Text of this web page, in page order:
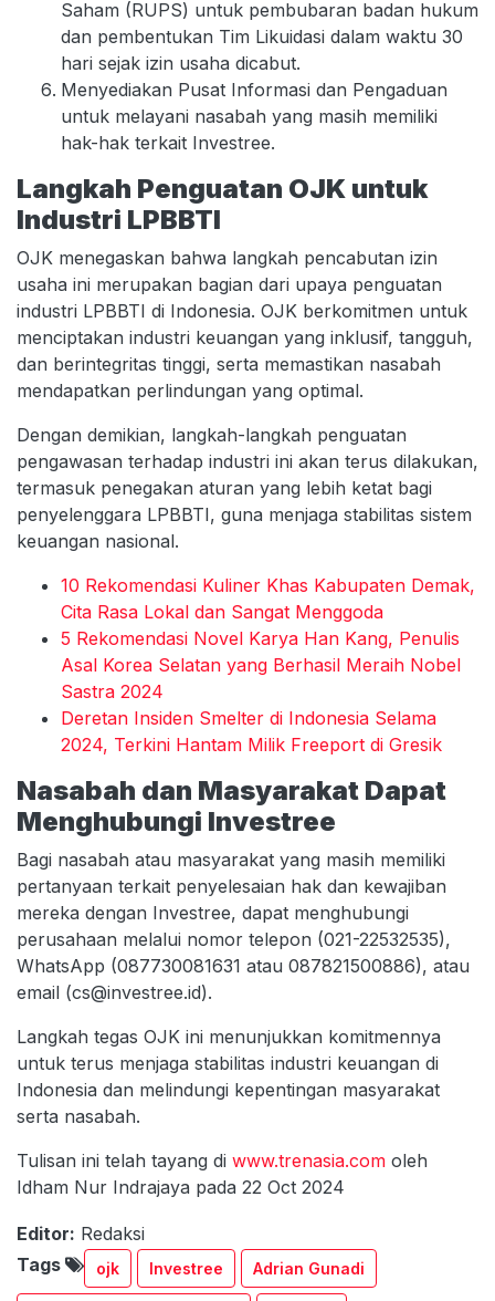
Saham (RUPS) untuk pembubaran badan hukum
dan pembentukan Tim Likuidasi dalam waktu 30
hari sejak izin usaha dicabut.
Menyediakan Pusat Informasi dan Pengaduan
untuk melayani nasabah yang masih memiliki
hak-hak terkait Investree.
Langkah Penguatan OJK untuk
Industri LPBBTI
OJK menegaskan bahwa langkah pencabutan izin
usaha ini merupakan bagian dari upaya penguatan
industri LPBBTI di Indonesia. OJK berkomitmen untuk
menciptakan industri keuangan yang inklusif, tangguh,
dan berintegritas tinggi, serta memastikan nasabah
mendapatkan perlindungan yang optimal.
Dengan demikian, langkah-langkah penguatan
pengawasan terhadap industri ini akan terus dilakukan,
termasuk penegakan aturan yang lebih ketat bagi
penyelenggara LPBBTI, guna menjaga stabilitas sistem
keuangan nasional.
10 Rekomendasi Kuliner Khas Kabupaten Demak,
Cita Rasa Lokal dan Sangat Menggoda
5 Rekomendasi Novel Karya Han Kang, Penulis
Asal Korea Selatan yang Berhasil Meraih Nobel
Sastra 2024
Deretan Insiden Smelter di Indonesia Selama
2024, Terkini Hantam Milik Freeport di Gresik
Nasabah dan Masyarakat Dapat
Menghubungi Investree
Bagi nasabah atau masyarakat yang masih memiliki
pertanyaan terkait penyelesaian hak dan kewajiban
mereka dengan Investree, dapat menghubungi
perusahaan melalui nomor telepon (021-22532535),
WhatsApp (087730081631 atau 087821500886), atau
email (cs@investree.id).
Langkah tegas OJK ini menunjukkan komitmennya
untuk terus menjaga stabilitas industri keuangan di
Indonesia dan melindungi kepentingan masyarakat
serta nasabah.
Tulisan ini telah tayang di www.trenasia.com oleh
Idham Nur Indrajaya pada 22 Oct 2024
Editor: Redaksi
Tags
ojk Investree Adrian Gunadi